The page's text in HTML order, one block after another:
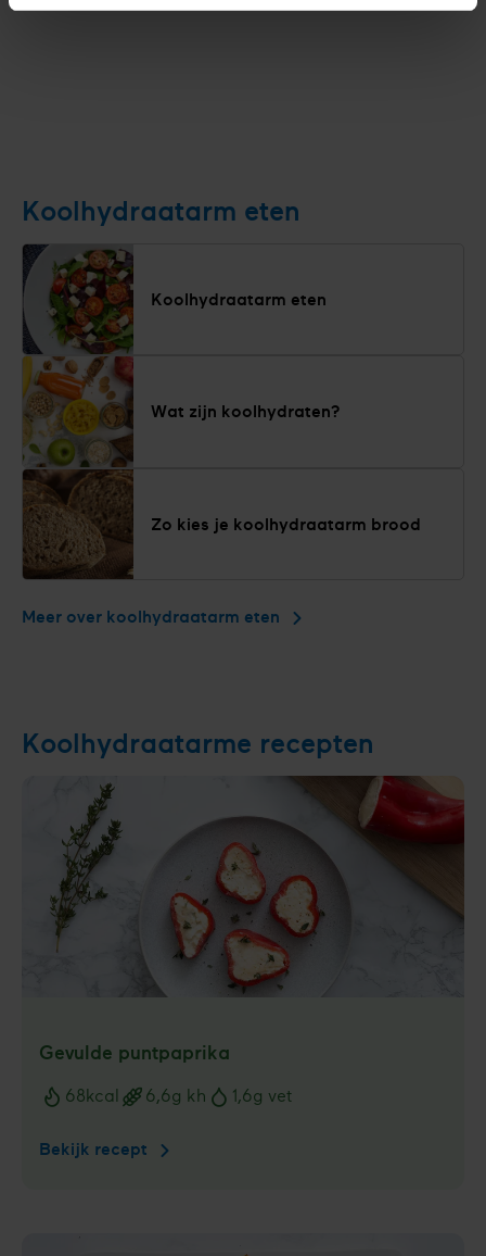
Koolhydraatarm eten
Koolhydraatarm eten
Wat zijn koolhydraten?
Zo kies je koolhydraatarm brood
Meer over koolhydraatarm eten
Koolhydraatarme recepten
Gevulde puntpaprika
68kcal 6,6g kh 1,6g vet
Bekijk recept Gevulde